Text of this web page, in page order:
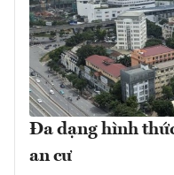
Đa dạng hình
an cư